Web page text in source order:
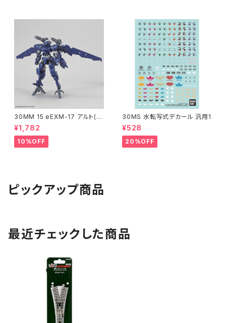
30MM 15 eEXM-17 アルト(空
中戦仕様)ネイビー
¥1,782
10%OFF
30MS 水転写式デカール 汎用1
¥528
20%OFF
ピックアップ商品
最近チェックした商品